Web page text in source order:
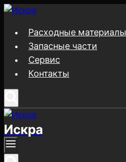
Перейти
содержимому
Расходные материалы
Запасные части
Сервис
Контакты
Искра